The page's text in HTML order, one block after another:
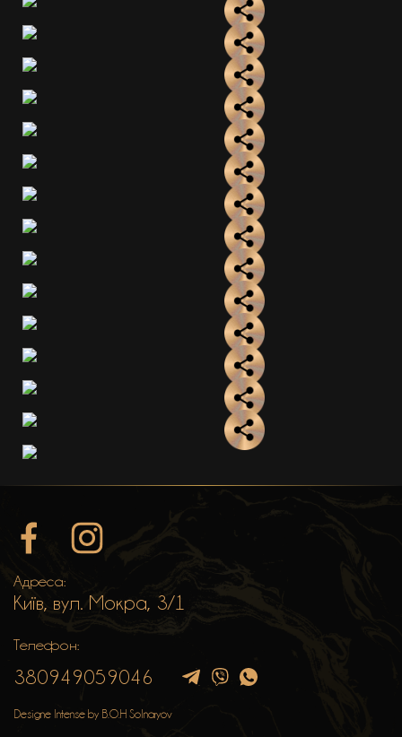
Адреса:
Київ, вул. Мокра, 3/1
Телефон:
380949059046
Designe Intense by B.O.H Solnaryov